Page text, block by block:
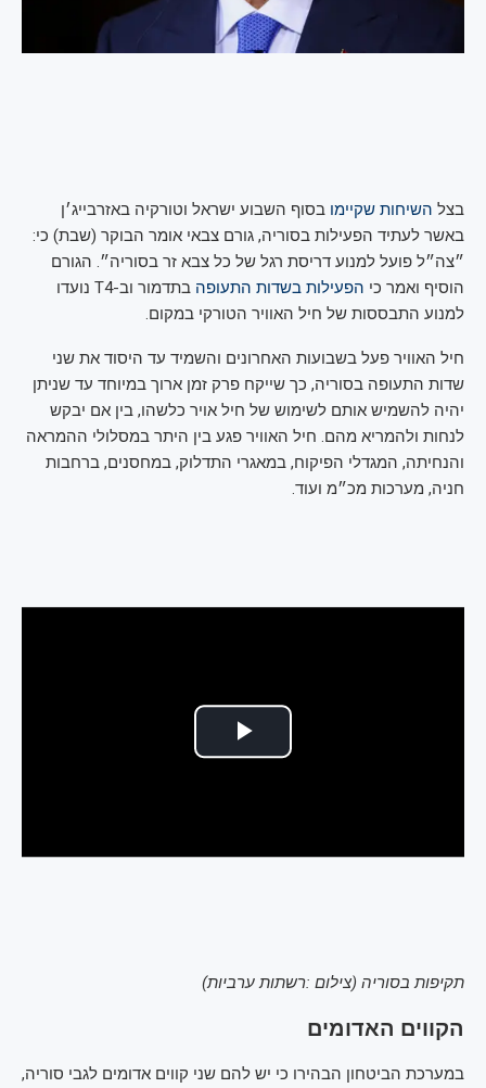
בצל השיחות שקיימו בסוף השבוע ישראל וטורקיה באזרבייג׳ן
באשר לעתיד הפעילות בסוריה, גורם צבאי אומר הבוקר (שבת) כי:
״צה״ל פועל למנוע דריסת רגל של כל צבא זר בסוריה״. הגורם
הוסיף ואמר כי הפעילות בשדות התעופה
בתדמור וב-T4 נועדו
למנוע התבססות של חיל האוויר הטורקי במקום.
חיל האוויר פעל בשבועות האחרונים והשמיד עד היסוד את שני
שדות התעופה בסוריה, כך שייקח פרק זמן ארוך במיוחד עד שניתן
יהיה להשמיש אותם לשימוש של חיל אויר כלשהו, בין אם יבקש
לנחות ולהמריא מהם. חיל האוויר פגע בין היתר במסלולי ההמראה
והנחיתה, המגדלי הפיקוח, במאגרי התדלוק, במחסנים, ברחבות
חניה, מערכות מכ״מ ועוד.
תקיפות בסוריה (צילום :רשתות ערביות)
הקווים האדומים
במערכת הביטחון הבהירו כי יש להם שני קווים אדומים לגבי סוריה,